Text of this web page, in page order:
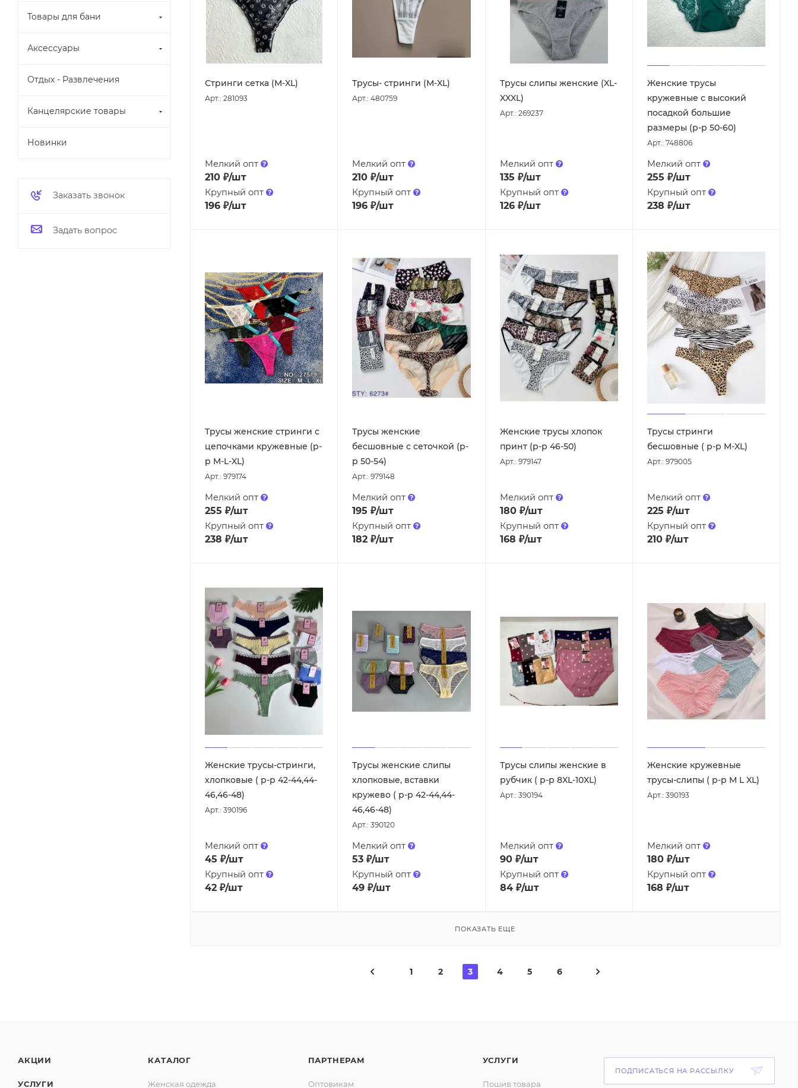
Стринги сетка (M-XL)
Арт.: 281093
Мелкий опт
210 ₽/шт
Крупный опт
196 ₽/шт
Трусы- стринги (M-XL)
Арт.: 480759
Мелкий опт
210 ₽/шт
Крупный опт
196 ₽/шт
Трусы слипы женские (XL-
XXXL)
Арт.: 269237
Мелкий опт
135 ₽/шт
Крупный опт
126₽/шт
Женские трусы
кружевные с высокий
посадкой большие
размеры (р-р 50-60)
Арт.: 748806
Мелкий опт
255 ₽/шт
Крупный опт
238 ₽/шт
Трусы женские стринги с
цепочками кружевные (р-
р M-L-XL)
Арт.: 979174
Мелкий опт
255 ₽/шт
Крупный опт
238 ₽/шт
Трусы женские
бесшовные с сеточкой (р-
р 50-54)
Арт.: 979148
Мелкий опт
195 ₽/шт
Крупный опт
182 ₽/шт
Женские трусы хлопок
принт (р-р 46-50)
Арт.: 979147
Мелкий опт
180₽/шт
Крупный опт
168 ₽/шт
Трусы стринги
бесшовные ( р-р M-XL)
Арт.: 979005
Мелкий опт
225 ₽/шт
Крупный опт
210₽/шт
Женские трусы-стринги,
хлопковые ( р-р 42-44,44-
46,46-48)
Арт.: 390196
Мелкий опт
45 ₽/шт
Крупный опт
42 ₽/шт
Трусы женские слипы
хлопковые, вставки
кружево ( р-р 42-44,44-
46,46-48)
Арт.: 390120
Мелкий опт
53 ₽/шт
Крупный опт
49 ₽/шт
Трусы слипы женские в
рубчик ( р-р 8XL-10XL)
Арт.: 390194
Мелкий опт
90₽/шт
Крупный опт
84₽/шт
Женские кружевные
трусы-слипы ( р-р M L XL)
Арт.: 390193
Мелкий опт
180₽/шт
Крупный опт
168 ₽/шт
ПОКАЗАТЬ ЕЩЕ
1 2 3 4 5 6
Товары для бани
Аксессуары
Отдых - Развлечения
Канцелярские товары
Новинки
Заказать звонок
Задать вопрос
АКЦИИ
УСЛУГИ
КАТАЛОГ
Женская одежда
ПАРТНЕРАМ
Оптовикам
УСЛУГИ
Пошив товара
ПОДПИСАТЬСЯ НА РАССЫЛКУ